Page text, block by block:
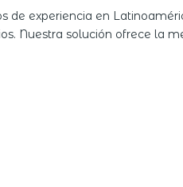
de experiencia en
Nuestra solución ofrece la